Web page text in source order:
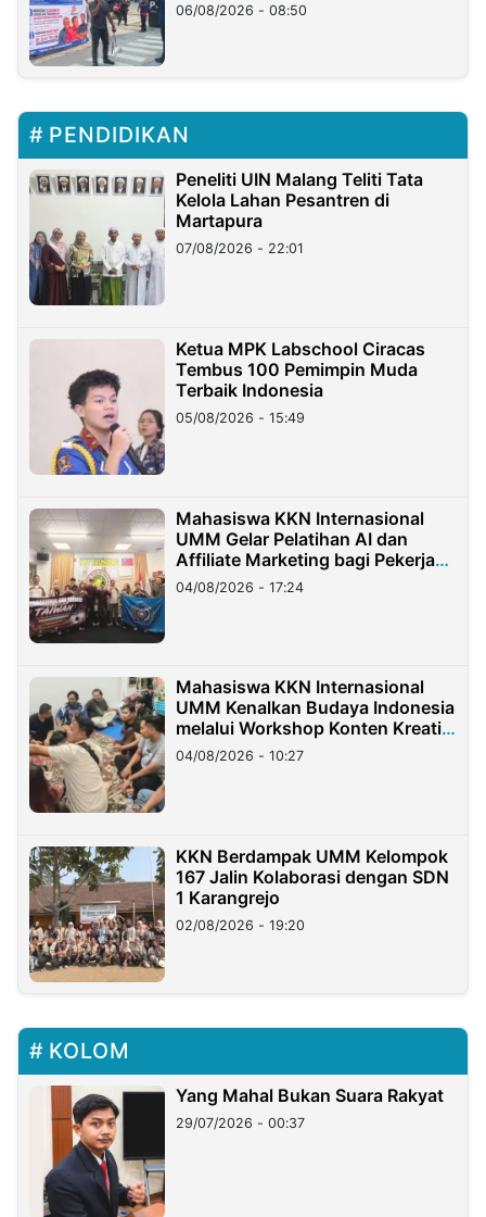
06/08/2026 - 08:50
PENDIDIKAN
Peneliti UIN Malang Teliti Tata
Kelola Lahan Pesantren di
Martapura
07/08/2026 - 22:01
Ketua MPK Labschool Ciracas
Tembus 100 Pemimpin Muda
Terbaik Indonesia
05/08/2026 - 15:49
Mahasiswa KKN Internasional
UMM Gelar Pelatihan AI dan
Affiliate Marketing bagi Pekerja
Migran Indonesia di Taiwan
04/08/2026 - 17:24
Mahasiswa KKN Internasional
UMM Kenalkan Budaya Indonesia
melalui Workshop Konten Kreatif
di Taiwan
04/08/2026 - 10:27
KKN Berdampak UMM Kelompok
167 Jalin Kolaborasi dengan SDN
1 Karangrejo
02/08/2026 - 19:20
KOLOM
Yang Mahal Bukan Suara Rakyat
29/07/2026 - 00:37